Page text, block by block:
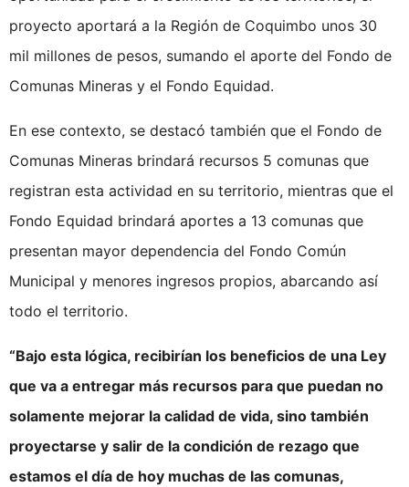
proyecto aportará a la Región de Coquimbo unos 30
mil millones de pesos, sumando el aporte del Fondo de
Comunas Mineras y el Fondo Equidad.
En ese contexto, se destacó también que el Fondo de
Comunas Mineras brindará recursos 5 comunas que
registran esta actividad en su territorio, mientras que el
Fondo Equidad brindará aportes a 13 comunas que
presentan mayor dependencia del Fondo Común
Municipal y menores ingresos propios, abarcando así
todo el territorio.
“Bajo esta lógica, recibirían los beneficios de una Ley
que va a entregar más recursos para que puedan no
solamente mejorar la calidad de vida, sino también
proyectarse y salir de la condición de rezago que
estamos el día de hoy muchas de las comunas,